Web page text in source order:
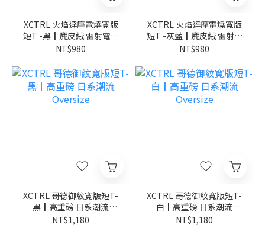
XCTRL 火焰達摩電燒寬版
短T -黑┃麂皮絨 雷射電燒
日系潮流
NT$980
XCTRL 火焰達摩電燒寬版
短T -灰藍┃麂皮絨 雷射電
燒 日系潮流
NT$980
XCTRL 哥德御紋寬版短T-
黑┃高重磅 日系潮流
Oversize
NT$1,180
XCTRL 哥德御紋寬版短T-
白┃高重磅 日系潮流
Oversize
NT$1,180